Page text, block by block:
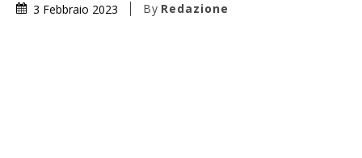
3 Febbraio 2023 By Redazione